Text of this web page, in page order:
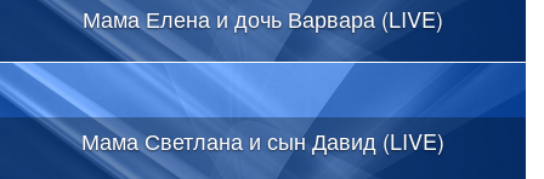
Мама Елена и дочь Варвара (LIVE)
Мама Светлана и сын Давид (LIVE)